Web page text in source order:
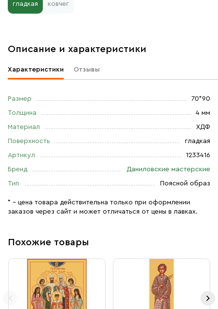
гладкая ковчег
Описание и характеристики
Характеристики Отзывы
Размер 70*90
Толщина 4 мм
Материал ХДФ
Поверхность гладкая
Артикул 1233416
Бренд Даниловские мастерские
Тип Поясной образ
* – цена товара действительна только при оформлении
заказов через сайт и может отличаться от цены в лавках.
Похожие товары